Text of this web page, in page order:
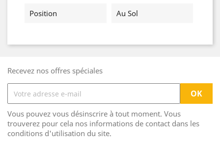
Position Au Sol
Recevez nos offres spéciales
Vous pouvez vous désinscrire à tout moment. Vous
trouverez pour cela nos informations de contact dans les
conditions d'utilisation du site.